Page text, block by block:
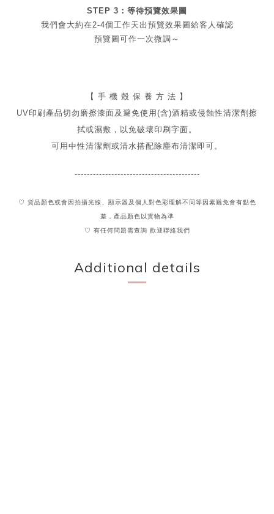
STEP 3：等待預覽效果圖
我們會大約在2-4個工作天出 預覽效果圖給客人確認
預覽圖可作一次微調～
【 手 機 殼 保 養 方 法 】
UV印刷產品切勿磨擦漆面及 避免使用(含)酒精或侵蝕性清潔劑擦
拭或濕敷，以免破壞印刷字面。
可用中性清潔劑或清水搭配除塵布清潔即可。
-----------------------------------------
♡ 貨品顏色或會因拍攝光線、顯示器及個人對色彩理解不同 等因素難免會有點色
差，產品顏色以實物為準
♡ 有任何問題需查詢 歡迎聯絡我們
Additional details